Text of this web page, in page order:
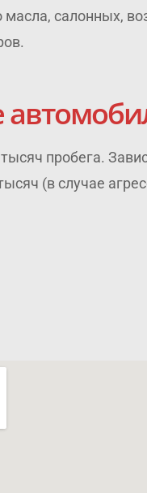
масла, салонных,
пробега.
(в случае